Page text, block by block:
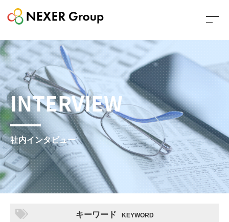
INTERVIEW
社内インタビュー
キーワード KEYWORD